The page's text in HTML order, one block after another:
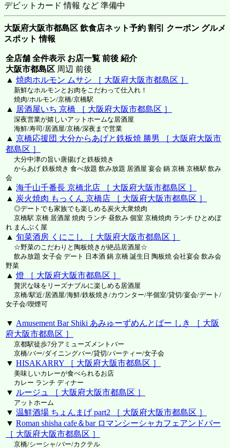
デビットカード 情報 など 準備中
大阪府大阪市都島区 飲食店ネット予約 割引 クーポン グルメ
スポット 情報
全店舗 全件表示 お店一覧 前後 紹介
大阪市都島区 周辺 前後
▲ 焼肉ホルモン ムサシ ［ 大阪府大阪市都島区 ］
新鮮なホルモンとお肉をこだわって仕入れ！
焼肉/ホルモン/京橋/京橋駅
▲ 居酒屋いち 京橋 ［ 大阪府大阪市都島区 ］
深夜営業が嬉しいアットホームな居酒屋
海鮮/寿司/居酒屋/京橋/深夜まで営業
▲ 京橋応援団 大分からあげと鉄板焼 勝男 ［ 大阪府大阪市
都島区 ］
大分中津の旨い唐揚げと鉄板焼き
からあげ 鉄板焼き 食べ放題 飲み放題 居酒屋 宴会 鍋 京橋 京橋駅 飲み
会
▲ 海千山千番長 京橋北店 ［ 大阪府大阪市都島区 ］
▲ 炭火焼肉 もっくん 京橋店 ［ 大阪府大阪市都島区 ］
◎デートでも家族でも楽しめる炭火大衆焼肉
京橋駅 京橋 居酒屋 焼肉 ランチ 昼飲み 個室 京橋焼肉 ランチ ひとめぼ
れ まんぷく屋
▲ 旬菜酒房 くにこし ［ 大阪府大阪市都島区 ］
☆野菜のこだわりと陶板焼きが絶品居酒屋☆
飲み放題 女子会 デート 日本酒 鍋 京橋 誕生日 陶板焼 会社宴会 飲み会
野菜
▲ 燈 ［ 大阪府大阪市都島区 ］
贅沢な味をリーズナブルに楽しめる居酒屋
京橋/駅近/居酒屋/海鮮/鉄板焼き/カウンター/半個室/貸切/宴会/デート/
女子会/喫煙可
▼ Amusement Bar Shiki あみゅーずめんとばー しき ［ 大阪
府大阪市都島区 ］
京都駅徒歩7分アミューズメントバー
京橋/バー/ダイニングバー/貸切/パーティー/女子会
▼ HISAKARRY ［ 大阪府大阪市都島区 ］
美味しいカレーが食べられるお店
カレー ランチ ディナー
▼ ルージュ ［ 大阪府大阪市都島区 ］
アットホーム
▼ 温鮮酒場 ちょんまげ part2 ［ 大阪府大阪市都島区 ］
▼ Roman shisha cafe＆bar ロマンシーシャカフェアンドバー
［ 大阪府大阪市都島区 ］
京橋/シーシャ/バー/カクテル